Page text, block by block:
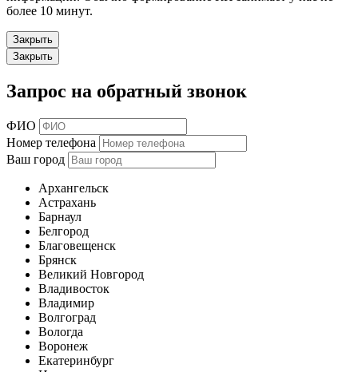
более 10 минут.
Закрыть
Закрыть
Запрос на обратный звонок
ФИО
Номер телефона
Ваш город
Архангельск
Астрахань
Барнаул
Белгород
Благовещенск
Брянск
Великий Новгород
Владивосток
Владимир
Волгоград
Вологда
Воронеж
Екатеринбург